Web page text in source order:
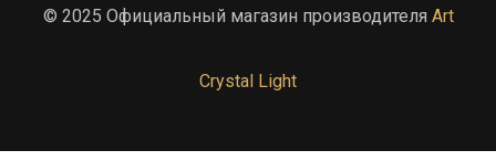
© 2025 Официальный магазин производителя Art
Crystal Light